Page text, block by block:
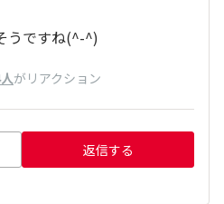
うですね(^-^)
がリアクション
返信する